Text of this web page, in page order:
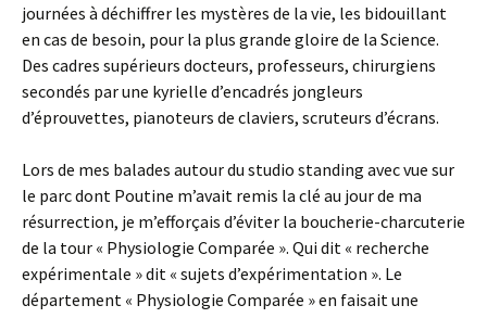
journées à déchiffrer les mystères de la vie, les bidouillant
en cas de besoin, pour la plus grande gloire de la Science.
Des cadres supérieurs docteurs, professeurs, chirurgiens
secondés par une kyrielle d’encadrés jongleurs
d’éprouvettes, pianoteurs de claviers, scruteurs d’écrans.
Lors de mes balades autour du studio standing avec vue sur
le parc dont Poutine m’avait remis la clé au jour de ma
résurrection, je m’efforçais d’éviter la boucherie-charcuterie
de la tour « Physiologie Comparée ». Qui dit « recherche
expérimentale » dit « sujets d’expérimentation ». Le
département « Physiologie Comparée » en faisait une